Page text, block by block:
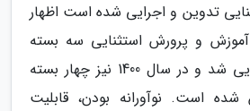
تدوین و اجرایی شده است اظهار
و پرورش استثنایی سه بسته
تحولی تدوین و اجرایی شد و در سال 1400 نیز چهار بسته
است. نوآورانه بودن، قابلیت